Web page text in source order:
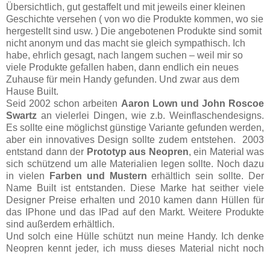
Übersichtlich, gut gestaffelt und mit jeweils einer kleinen
Geschichte versehen ( von wo die Produkte kommen, wo sie
hergestellt sind usw. ) Die angebotenen Produkte sind somit
nicht anonym und das macht sie gleich sympathisch. Ich
habe, ehrlich gesagt, nach langem suchen – weil mir so
viele Produkte gefallen haben, dann endlich ein neues
Zuhause für mein Handy gefunden. Und zwar aus dem
Hause Built.
Seid 2002 schon arbeiten Aaron Lown und John Roscoe
Swartz an vielerlei Dingen, wie z.b. Weinflaschendesigns.
Es sollte eine möglichst günstige Variante gefunden werden,
aber ein innovatives Design sollte zudem entstehen. 2003
entstand dann der Prototyp aus Neopren, ein Material was
sich schützend um alle Materialien legen sollte. Noch dazu
in vielen
Farben und Mustern erhältlich sein sollte. Der
Name Built ist entstanden. Diese Marke hat seither viele
Designer Preise erhalten und 2010 kamen dann Hüllen für
das IPhone und das IPad auf den Markt. Weitere Produkte
sind außerdem erhältlich.
Und solch eine Hülle schützt nun meine Handy. Ich denke
Neopren kennt jeder, ich muss dieses Material nicht noch